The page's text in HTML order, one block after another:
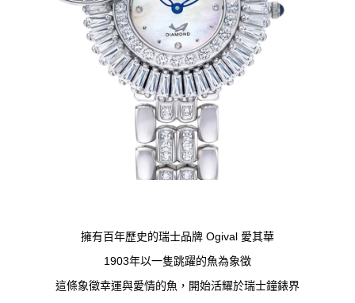
擁有百年歷史的瑞士品牌 Ogival 愛其華
1903年以一隻跳躍的魚為象徵
這條象徵幸運與愛情的魚，開始活耀於瑞士鐘錶界